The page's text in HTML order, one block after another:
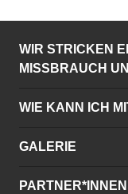
WIR STRICKEN
MISSBRAUCH
WIE KANN ICH
GALERIE